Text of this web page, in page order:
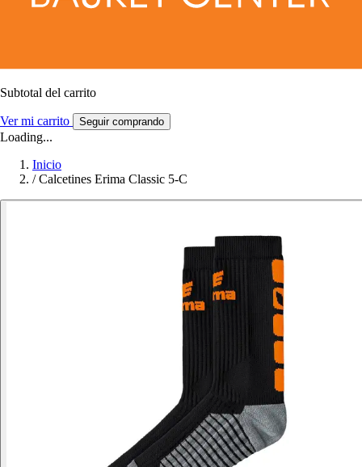
Subtotal del carrito
Ver mi carrito Seguir comprando
Loading...
Inicio
/ Calcetines Erima Classic 5-C